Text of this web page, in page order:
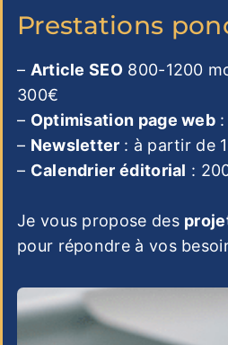
Prestations
– Article SEO 800-1200
300€
– Optimisation page web
– Newsletter : à partir de
– Calendrier éditorial :
Je vous propose des
pour répondre à vos